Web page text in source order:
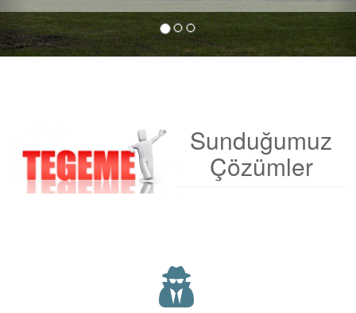
Sunduğumuz
Çözümler